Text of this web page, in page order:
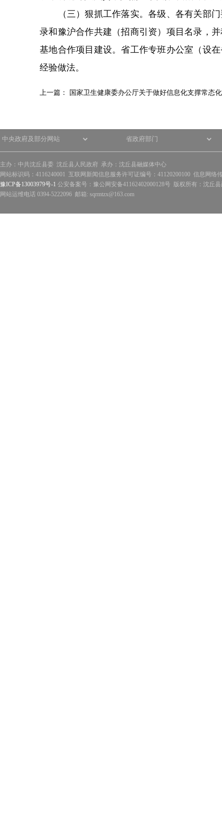
（三）狠抓工作落实。各级、各有关部门
录和豫沪合作共建（招商引资）项目名录，
基地合作项目建设。省工作专班办公室（设
经验做法。
上一篇： 国家卫生健康委办公厅关于做好信息化支撑常态
主办：中共沈丘县委 沈丘县人民政府 承办：沈丘县融媒体中心
网站标识码：4116240001 互联网新闻信息服务许可证编号：41120200100 信息网络
豫ICP备13003979号-1 公安备案号：豫公网安备41162402000128号 版权所有：沈丘
网站运维电话 0394-5222096 邮箱: sqrmtzx@163.com